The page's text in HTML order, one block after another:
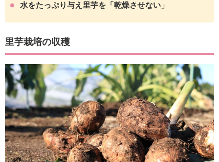
水をたっぷり与え里芋を「乾燥させない」
里芋栽培の収穫